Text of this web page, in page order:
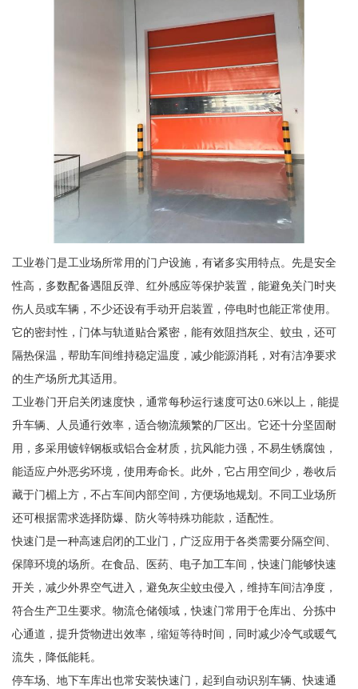
工业卷门是工业场所常用的门户设施，有诸多实用特点。先是安全
性高，多数配备遇阻反弹、红外感应等保护装置，能避免关门时夹
伤人员或车辆，不少还设有手动开启装置，停电时也能正常使用。
它的密封性，门体与轨道贴合紧密，能有效阻挡灰尘、蚊虫，还可
隔热保温，帮助车间维持稳定温度，减少能源消耗，对有洁净要求
的生产场所尤其适用。
工业卷门开启关闭速度快，通常每秒运行速度可达0.6米以上，能提
升车辆、人员通行效率，适合物流频繁的厂区出。它还十分坚固耐
用，多采用镀锌钢板或铝合金材质，抗风能力强，不易生锈腐蚀，
能适应户外恶劣环境，使用寿命长。此外，它占用空间少，卷收后
藏于门楣上方，不占车间内部空间，方便场地规划。不同工业场所
还可根据需求选择防爆、防火等特殊功能款，适配性。
快速门是一种高速启闭的工业门，广泛应用于各类需要分隔空间、
保障环境的场所。在食品、医药、电子加工车间，快速门能够快速
开关，减少外界空气进入，避免灰尘蚊虫侵入，维持车间洁净度，
符合生产卫生要求。物流仓储领域，快速门常用于仓库出、分拣中
心通道，提升货物进出效率，缩短等待时间，同时减少冷气或暖气
流失，降低能耗。
停车场、地下车库出也常安装快速门，起到自动识别车辆、快速通